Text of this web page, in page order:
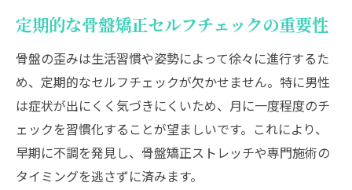
定期的な骨盤矯正セルフチェックの重要性
骨盤の歪みは生活習慣や姿勢によって徐々に進行するた
め、定期的なセルフチェックが欠かせません。特に男性
は症状が出にくく気づきにくいため、月に一度程度のチ
ェックを習慣化することが望ましいです。これにより、
早期に不調を発見し、骨盤矯正ストレッチや専門施術の
タイミングを逃さずに済みます。